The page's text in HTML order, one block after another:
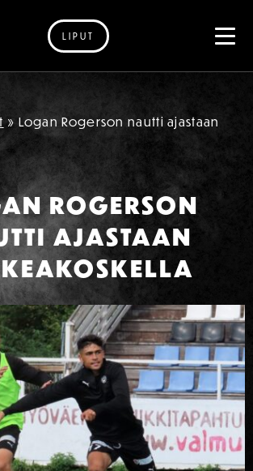
LIPUT
» Logan Rogerson nautti ajastaan
ROGERSON
AJASTAAN